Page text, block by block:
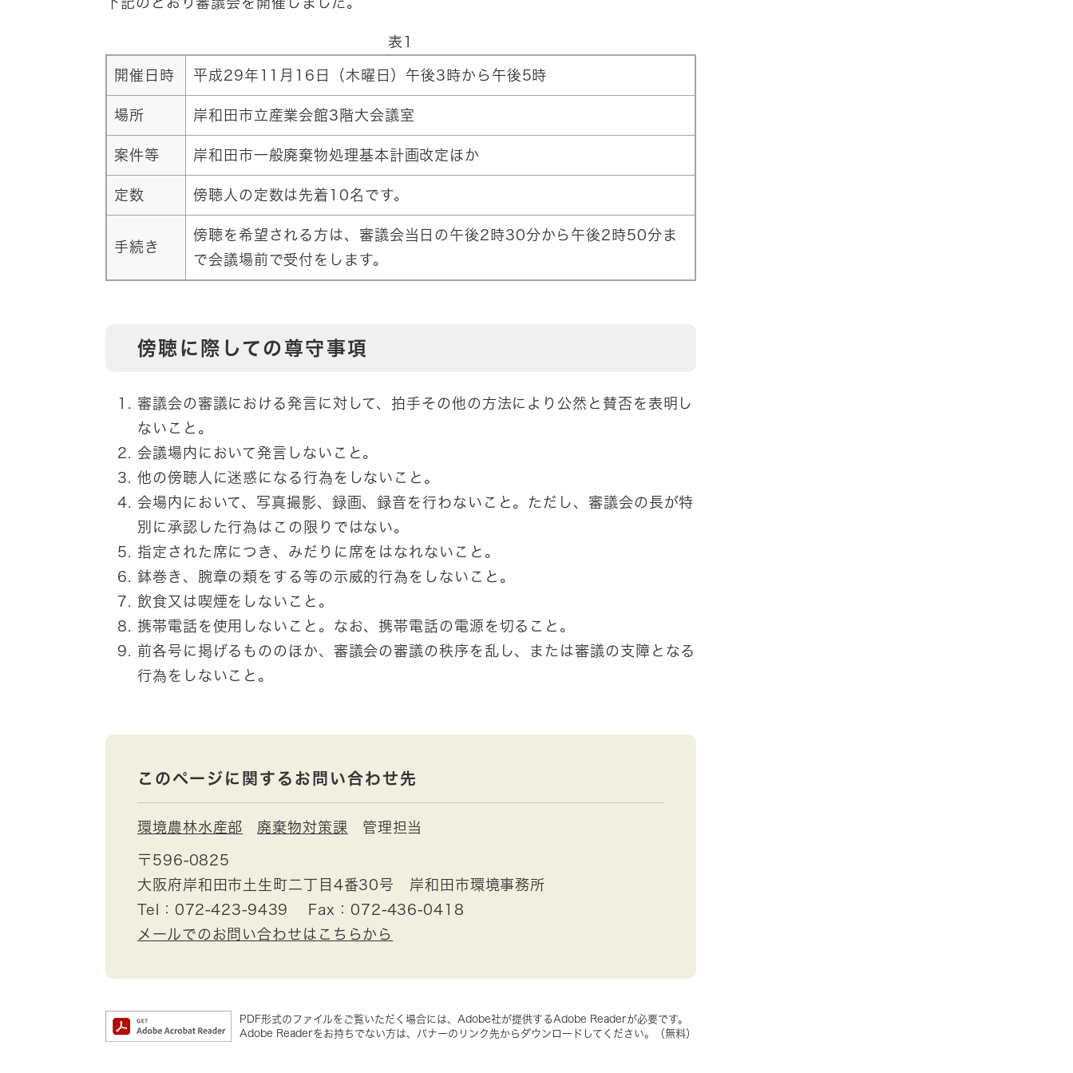
表1
開催日時 平成29年11月16日（木曜日）午後3時から午後5時
場所 岸和田市立産業会館3階大会議室
案件等 岸和田市一般廃棄物処理基本計画改定ほか
定数 傍聴人の定数は先着10名です。
手続き
傍聴を希望される方は、審議会当日の午後2時30分から午後2時50分ま
で会議場前で受付をします。
傍聴に際しての尊守事項
審議会の審議における発言に対して、拍手その他の方法により公然と賛否を表明し
ないこと。
会議場内において発言しないこと。
他の傍聴人に迷惑になる行為をしないこと。
会場内において、写真撮影、録画、録音を行わないこと。ただし、審議会の長が特
別に承認した行為はこの限りではない。
指定された席につき、みだりに席をはなれないこと。
鉢巻き、腕章の類をする等の示威的行為をしないこと。
飲食又は喫煙をしないこと。
携帯電話を使用しないこと。なお、携帯電話の電源を切ること。
前各号に掲げるもののほか、審議会の審議の秩序を乱し、または審議の支障となる
行為をしないこと。
このページに関するお問い合わせ先
環境農林水産部 廃棄物対策課 管理担当
〒596-0825
大阪府岸和田市土生町二丁目4番30号 岸和田市環境事務所
Tel：072-423-9439
Fax：072-436-0418
メールでのお問い合わせはこちらから
PDF形式のファイルをご覧いただく場合には、Adobe社が提供するAdobe Readerが必要です。
Adobe Readerをお持ちでない方は、バナーのリンク先からダウンロードしてください。（無料）